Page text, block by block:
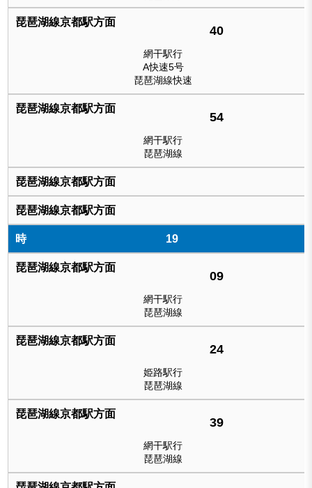
40
網干駅行
A快速5号
琵琶湖線快速
54
網干駅行
琵琶湖線
19
09
網干駅行
琵琶湖線
24
姫路駅行
琵琶湖線
39
網干駅行
琵琶湖線